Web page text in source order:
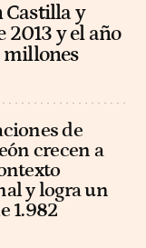
Castilla y
2013 y el año
millones
de
crecen a
y logra un
1.982